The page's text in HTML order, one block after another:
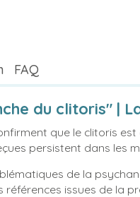
FAQ
du clitoris" |
que le clitoris
persistent dans les
de la
issues de la